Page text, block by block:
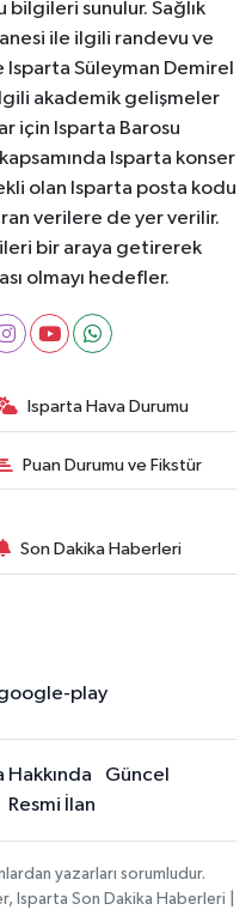
sunulur. Sağlık
ile ilgili randevu ve
Süleyman Demirel
akademik gelişmeler
için Isparta Barosu
Isparta konser
olan Isparta posta kodu
verilere de yer verilir.
bir araya getirerek
olmayı hedefler.
Isparta Hava Durumu
Puan Durumu ve Fikstür
Son Dakika Haberleri
Hakkında
Güncel
Resmi İlan
yazarları sorumludur.
Isparta Son Dakika Haberleri |